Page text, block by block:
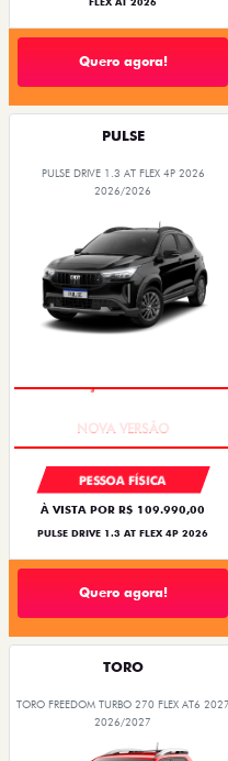
Quero agora!
PULSE
PULSE DRIVE 1.3 AT FLEX 4P 2026
2026/2026
PESSOA FÍSICA
À VISTA POR R$ 109.990,00
PULSE DRIVE 1.3 AT FLEX 4P 2026
Quero agora!
TORO
TORO FREEDOM TURBO 270 FLEX AT6 2027
2026/2027